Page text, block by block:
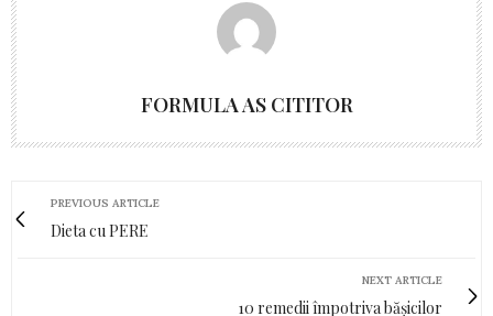
FORMULA AS CITITOR
PREVIOUS ARTICLE
Dieta cu PERE
NEXT ARTICLE
10 remedii împotriva bășicilor